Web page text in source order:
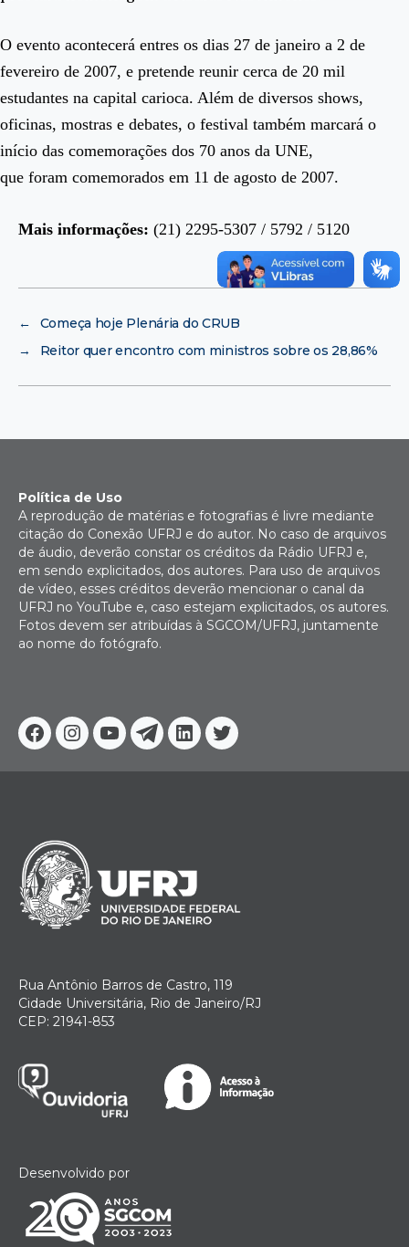
O evento acontecerá entres os dias 27 de janeiro a 2 de
fevereiro de 2007, e pretende reunir cerca de 20 mil
estudantes na capital carioca. Além de diversos shows,
oficinas, mostras e debates, o festival também marcará o
início das comemorações dos 70 anos da UNE,
que foram comemorados em 11 de agosto de 2007.
Mais informações: (21) 2295-5307 / 5792 / 5120
←
Começa hoje Plenária do CRUB
→
Reitor quer encontro com ministros sobre os 28,86%
Facebook
Instagram
YoutubeTelegram
Linkedin
Twitter
Política de Uso
A reprodução de matérias e fotografias é livre mediante
citação do Conexão UFRJ e do autor. No caso de arquivos
de áudio, deverão constar os créditos da Rádio UFRJ e,
em sendo explicitados, dos autores. Para uso de arquivos
de vídeo, esses créditos deverão mencionar o canal da
UFRJ no YouTube e, caso estejam explicitados, os autores.
Fotos devem ser atribuídas à SGCOM/UFRJ, juntamente
ao nome do fotógrafo.
Rua Antônio Barros de Castro, 119
Cidade Universitária, Rio de Janeiro/RJ
CEP: 21941-853
Desenvolvido por